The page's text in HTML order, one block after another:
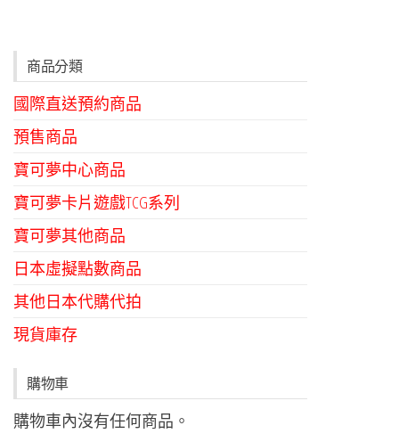
商品分類
國際直送預約商品
預售商品
寶可夢中心商品
寶可夢卡片遊戲TCG系列
寶可夢其他商品
日本虛擬點數商品
其他日本代購代拍
現貨庫存
購物車
購物車內沒有任何商品。